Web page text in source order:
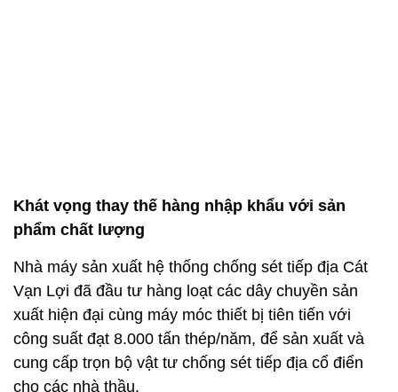
Khát vọng thay thế hàng nhập khẩu với sản
phẩm chất lượng
Nhà máy sản xuất hệ thống chống sét tiếp địa Cát
Vạn Lợi đã đầu tư hàng loạt các dây chuyền sản
xuất hiện đại cùng máy móc thiết bị tiên tiến với
công suất đạt 8.000 tấn thép/năm, để sản xuất và
cung cấp trọn bộ vật tư chống sét tiếp địa cổ điển
cho các nhà thầu.